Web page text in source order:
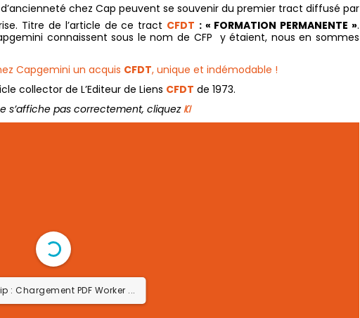
d’ancienneté chez Cap peuvent se souvenir du premier tract diffusé par
Titre de l’article de ce tract CFDT : « FORMATION PERMANENTE ».
connaissent sous le nom de CFP y étaient, nous en sommes
Capgemini un acquis CFDT, unique et indémodable !
collector de L’Editeur de Liens CFDT de 1973.
s’affiche pas correctement, cliquez ICI
: Chargement PDF Worker ...